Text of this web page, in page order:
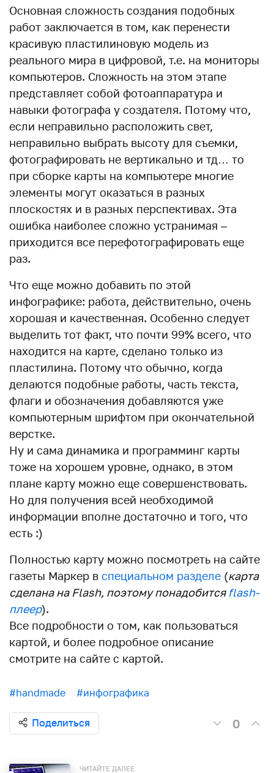
Основная сложность создания подобных
работ заключается в том, как перенести
красивую пластилиновую модель из
реального мира в цифровой, т.е. на мониторы
компьютеров. Сложность на этом этапе
представляет собой фотоаппаратура и
навыки фотографа у создателя. Потому что,
если неправильно расположить свет,
неправильно выбрать высоту для съемки,
фотографировать не вертикально и тд… то
при сборке карты на компьютере многие
элементы могут оказаться в разных
плоскостях и в разных перспективах. Эта
ошибка наиболее сложно устранимая –
приходится все перефотографировать еще
раз.
Что еще можно добавить по этой
инфографике: работа, действительно, очень
хорошая и качественная. Особенно следует
выделить тот факт, что почти 99% всего, что
находится на карте, сделано только из
пластилина. Потому что обычно, когда
делаются подобные работы, часть текста,
флаги и обозначения добавляются уже
компьютерным шрифтом при окончательной
верстке.
Ну и сама динамика и программинг карты
тоже на хорошем уровне, однако, в этом
плане карту можно еще совершенствовать.
Но для получения всей необходимой
информации вполне достаточно и того, что
есть :)
Полностью карту можно посмотреть на сайте
газеты Маркер в специальном разделе (карта
сделана на Flash, поэтому понадобится flash-
плеер).
Все подробности о том, как пользоваться
картой, и более подробное описание
смотрите на сайте с картой.
#handmade #инфографика
Поделиться 0
ЧИТАЙТЕ ДАЛЕЕ